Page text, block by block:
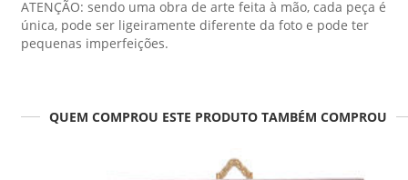
ATENÇÃO: sendo uma obra de arte feita à mão, cada peça é
única, pode ser ligeiramente diferente da foto e pode ter
pequenas imperfeições.
QUEM COMPROU ESTE PRODUTO TAMBÉM COMPROU